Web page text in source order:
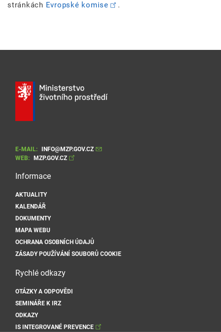
stránkách Evropské komise .
E-MAIL:
INFO@MZP.GOV.CZ
WEB:
MZP.GOV.CZ
Informace
AKTUALITY
KALENDÁŘ
DOKUMENTY
MAPA WEBU
OCHRANA OSOBNÍCH ÚDAJŮ
ZÁSADY POUŽÍVÁNÍ SOUBORŮ COOKIE
Rychlé odkazy
OTÁZKY A ODPOVĚDI
SEMINÁŘE K IRZ
ODKAZY
IS INTEGROVANÉ PREVENCE